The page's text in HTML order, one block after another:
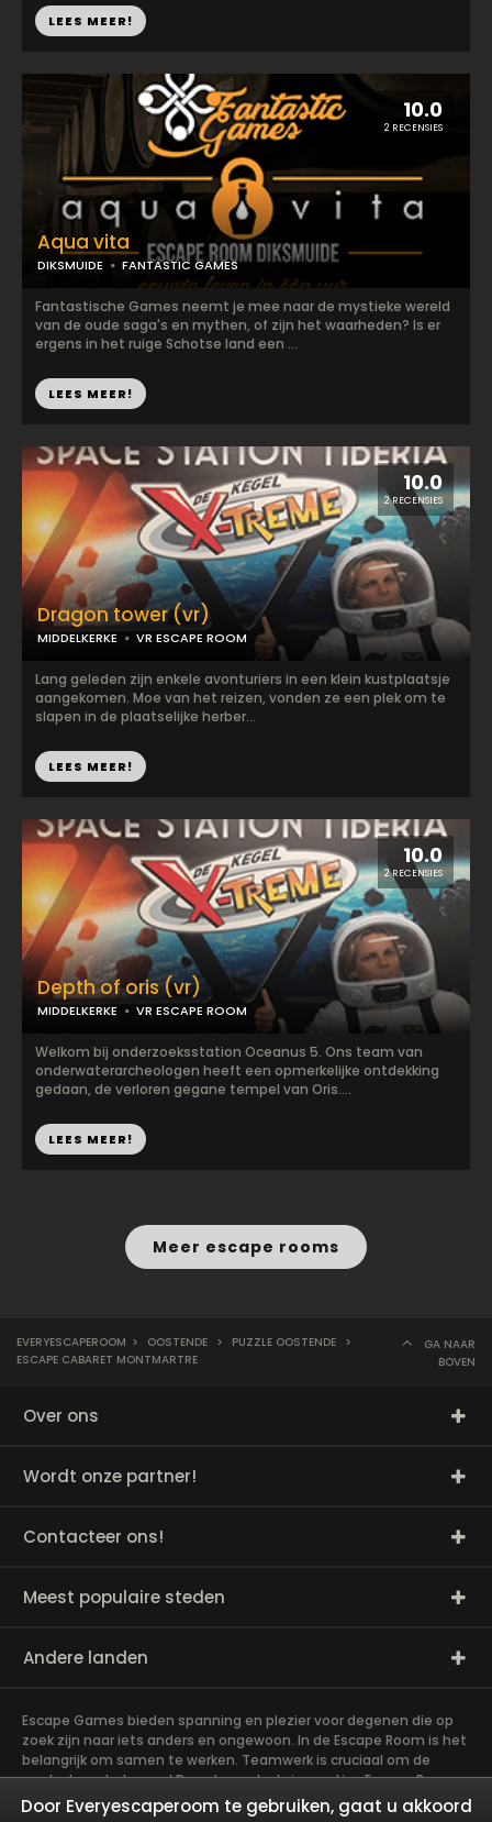
LEES MEER!
10.0
2 RECENSIES
Aqua vita
DIKSMUIDE FANTASTIC GAMES
Fantastische Games neemt je mee naar de mystieke wereld
van de oude saga's en mythen, of zijn het waarheden? Is er
ergens in het ruige Schotse land een ...
LEES MEER!
10.0
2 RECENSIES
Dragon tower (vr)
MIDDELKERKE VR ESCAPE ROOM
Lang geleden zijn enkele avonturiers in een klein kustplaatsje
aangekomen. Moe van het reizen, vonden ze een plek om te
slapen in de plaatselijke herber...
LEES MEER!
10.0
2 RECENSIES
Depth of oris (vr)
MIDDELKERKE VR ESCAPE ROOM
Welkom bij onderzoeksstation Oceanus 5. Ons team van
onderwaterarcheologen heeft een opmerkelijke ontdekking
gedaan, de verloren gegane tempel van Oris....
LEES MEER!
Meer escape rooms
EVERYESCAPEROOM > OOSTENDE > PUZZLE OOSTENDE >
ESCAPE CABARET MONTMARTRE
GA NAAR
BOVEN
Over ons
Wordt onze partner!
Contacteer ons!
Meest populaire steden
Andere landen
Escape Games bieden spanning en plezier voor degenen die op
zoek zijn naar iets anders en ongewoon. In de Escape Room is het
belangrijk om samen te werken. Teamwerk is cruciaal om de
raadsels op te lossen! De vele raadsels in een Live Escape Room
vereisen veel geduld, vaardigheden en hersenen. Het spel is
Door Everyescaperoom te gebruiken, gaat u akkoord